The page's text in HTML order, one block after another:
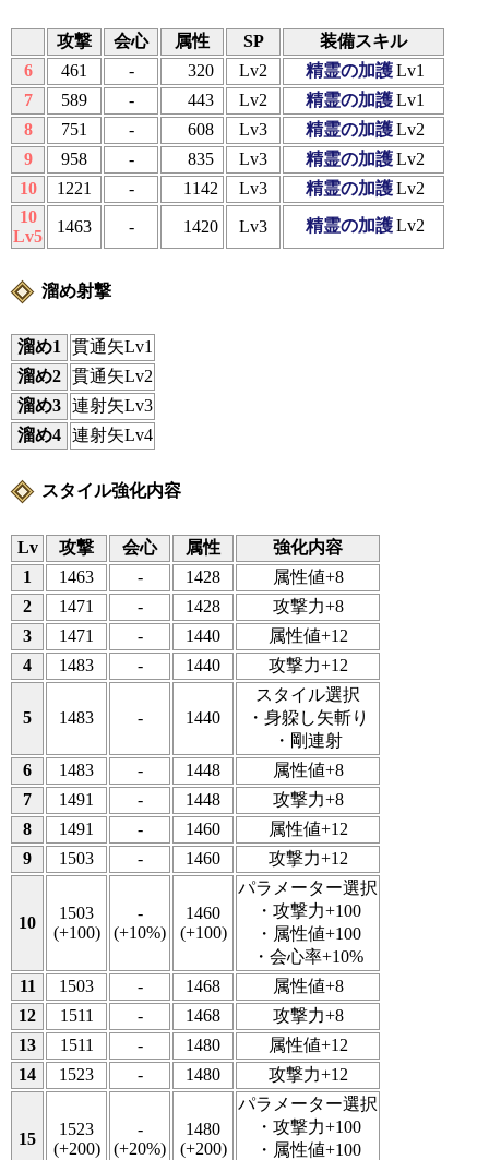
攻撃 会心 属性 SP
装備スキル
6
461 - 320 Lv2 精霊の加護Lv1
7
589 - 443 Lv2 精霊の加護Lv1
8
751 - 608 Lv3 精霊の加護Lv2
9
958 - 835 Lv3 精霊の加護Lv2
10
1221 - 1142 Lv3 精霊の加護Lv2
10
Lv5
1463 - 1420 Lv3 精霊の加護Lv2
溜め射撃
溜め1
貫通矢Lv1
溜め2 貫通矢Lv2
溜め3 連射矢Lv3
溜め4 連射矢Lv4
スタイル強化内容
Lv 攻撃 会心 属性
強化内容
1
1463 - 1428
属性値+8
2
1471 - 1428
攻撃力+8
3
1471 - 1440
属性値+12
4
1483 - 1440 攻撃力+12
5 1483 - 1440
スタイル選択
・身躱し矢斬り
・剛連射
6
1483 - 1448
属性値+8
7
1491 - 1448
攻撃力+8
8
1491 - 1460
属性値+12
9
1503 - 1460 攻撃力+12
10
1503
(+100)
-
(+10%)
1460
(+100)
パラメーター選択
・攻撃力+100
・属性値+100
・会心率+10%
11
1503 - 1468
属性値+8
12
1511 - 1468
攻撃力+8
13
1511 - 1480
属性値+12
14
1523 - 1480 攻撃力+12
15
1523
(+200)
-
(+20%)
1480
(+200)
パラメーター選択
・攻撃力+100
・属性値+100